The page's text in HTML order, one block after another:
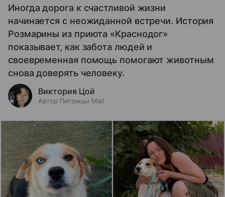
Иногда дорога к счастливой жизни
начинается с неожиданной встречи. История
Розмарины из приюта «Краснодог»
показывает, как забота людей и
своевременная помощь помогают животным
снова доверять человеку.
Виктория Цой
Автор Питомцы Mail